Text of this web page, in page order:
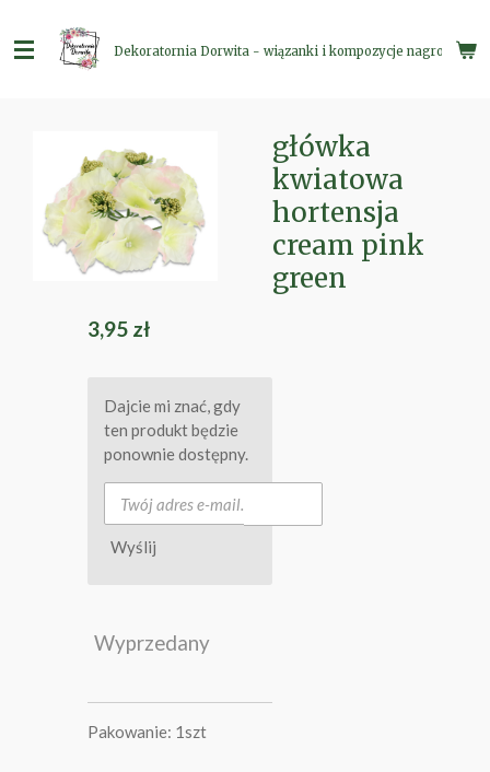
do
głównej
Dekoratornia Dorwita - wiązanki i kompozycje nagrobne
główka
kwiatowa
hortensja
cream pink
green
3,95 zł
Dajcie mi znać, gdy
ten produkt będzie
ponownie dostępny.
Wyślij
Wyprzedany
Pakowanie: 1szt